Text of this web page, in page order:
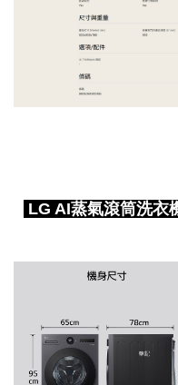
LG AI蒸氣滾筒洗衣